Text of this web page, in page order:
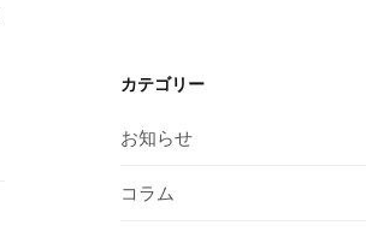
カテゴリー
お知らせ
コラム